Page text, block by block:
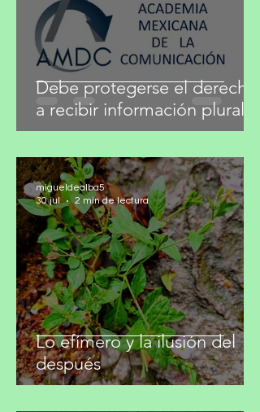
Debe protegerse el derecho
a recibir información plural
Lo efímero y la ilusión del
después
migueldealba5
30 jul
2 min de lectura